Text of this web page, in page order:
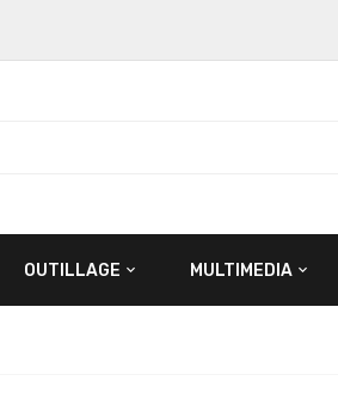
OUTILLAGE MULTIMEDIA